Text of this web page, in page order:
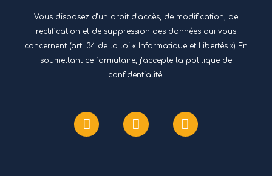
Vous disposez d’un droit d’accès, de modification, de
rectification et de suppression des données qui vous
concernent (art. 34 de la loi « Informatique et Libertés ») En
soumettant ce formulaire, j’accepte la politique de
confidentialité.